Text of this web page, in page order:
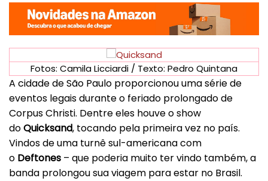
Fotos: Camila Licciardi / Texto: Pedro Quintana
A cidade de São Paulo proporcionou uma série de
eventos legais durante o feriado prolongado de
Corpus Christi. Dentre eles houve o show
doQuicksand, tocando pela primeira vez no país.
Vindos de uma turnê sul-americana com
o Deftones – que poderia muito ter vindo também, a
banda prolongou sua viagem para estar no Brasil.